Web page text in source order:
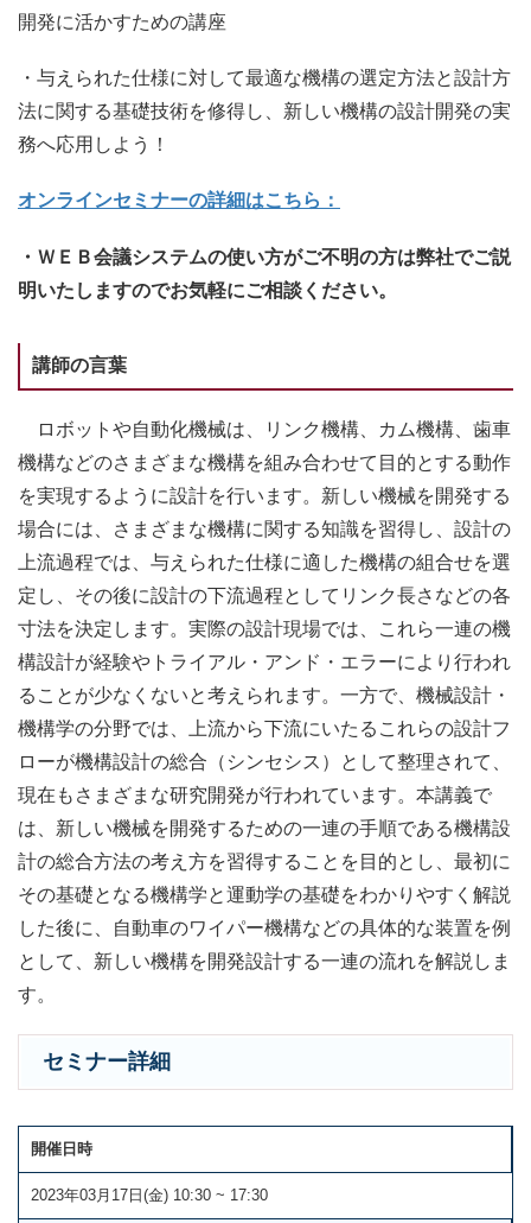
開発に活かすための講座
・与えられた仕様に対して最適な機構の選定方法と設計方
法に関する基礎技術を修得し、新しい機構の設計開発の実
務へ応用しよう！
オンラインセミナーの詳細はこちら：
・ＷＥＢ会議システムの使い方がご不明の方は弊社でご説
明いたしますのでお気軽にご相談ください。
講師の言葉
ロボットや自動化機械は、リンク機構、カム機構、歯車
機構などのさまざまな機構を組み合わせて目的とする動作
を実現するように設計を行います。新しい機械を開発する
場合には、さまざまな機構に関する知識を習得し、設計の
上流過程では、与えられた仕様に適した機構の組合せを選
定し、その後に設計の下流過程としてリンク長さなどの各
寸法を決定します。実際の設計現場では、これら一連の機
構設計が経験やトライアル・アンド・エラーにより行われ
ることが少なくないと考えられます。一方で、機械設計・
機構学の分野では、上流から下流にいたるこれらの設計フ
ローが機構設計の総合（シンセシス）として整理されて、
現在もさまざまな研究開発が行われています。本講義で
は、新しい機械を開発するための一連の手順である機構設
計の総合方法の考え方を習得することを目的とし、最初に
その基礎となる機構学と運動学の基礎をわかりやすく解説
した後に、自動車のワイパー機構などの具体的な装置を例
として、新しい機構を開発設計する一連の流れを解説しま
す。
セミナー詳細
開催日時
2023年03月17日(金) 10:30 ~ 17:30